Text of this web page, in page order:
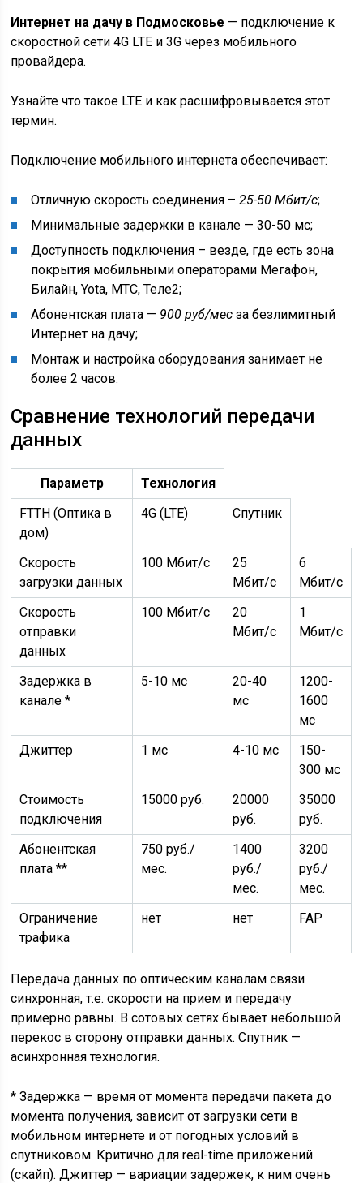
Интернет на дачу в Подмосковье — подключение к
скоростной сети 4G LTE и 3G через мобильного
провайдера.
Узнайте что такое LTE и как расшифровывается этот
термин.
Подключение мобильного интернета обеспечивает:
Отличную скорость соединения –25-50 Мбит/с;
Минимальные задержки в канале — 30-50 мс;
Доступность подключения – везде, где есть зона
покрытия мобильными операторами Мегафон,
Билайн, Yota, МТС, Теле2;
Абонентская плата — 900 руб/мес за безлимитный
Интернет на дачу;
Монтаж и настройка оборудования занимает не
более 2 часов.
Сравнение технологий передачи
данных
Параметр
Технология
FTTH (Оптика в
дом)
4G (LTE) Спутник
Скорость
загрузки данных
100 Мбит/c
25
Мбит/c
6
Мбит/c
Скорость
отправки
данных
100 Мбит/c
20
Мбит/c
1
Мбит/c
Задержка в
канале *
5-10 мс
20-40
мс
1200-
1600
мс
Джиттер
1 мс 4-10 мс
150-
300 мс
Стоимость
подключения
15000 руб.
20000
руб.
35000
руб.
Абонентская
плата **
750 руб./
мес.
1400
руб./
мес.
3200
руб./
мес.
Ограничение
трафика
нет нет FAP
Передача данных по оптическим каналам связи
синхронная, т.е. скорости на прием и передачу
примерно равны. В сотовых сетях бывает небольшой
перекос в сторону отправки данных. Спутник —
асинхронная технология.
* Задержка — время от момента передачи пакета до
момента получения, зависит от загрузки сети в
мобильном интернете и от погодных условий в
спутниковом. Критично для real-time приложений
(скайп). Джиттер — вариации задержек, к ним очень